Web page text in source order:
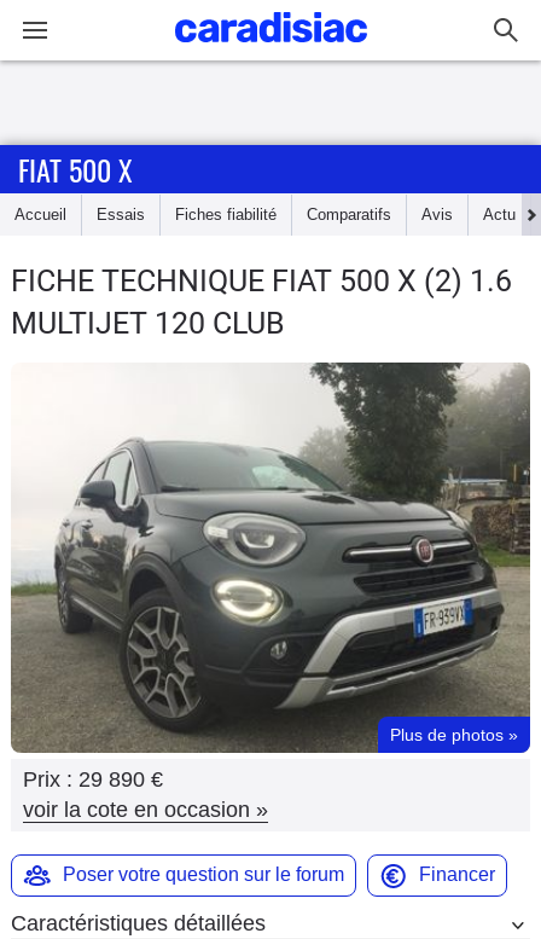
Accueil
Essais
Utilitaires
Flottes
Auto
Services
Forum
Moto
Marques
FIAT 500 X
Accueil Essais Fiches fiabilité Comparatifs Avis Actu
FICHE TECHNIQUE FIAT 500 X (2) 1.6
MULTIJET 120 CLUB
Plus de photos »
Prix : 29 890 €
voir la cote en occasion »
Poser votre question sur le forum Financer
Caractéristiques détaillées